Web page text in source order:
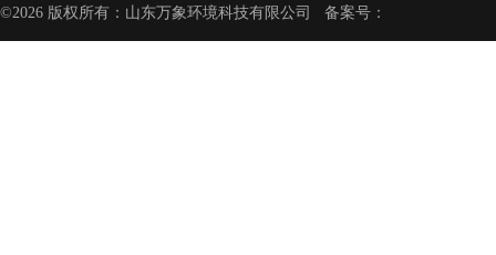
©2026 版权所有：山东万象环境科技有限公司 备案号：